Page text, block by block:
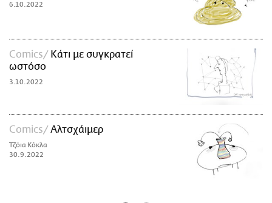
6.10.2022
Comics
Kάτι με συγκρατεί
ωστόσο
3.10.2022
Comics Αλτσχάιμερ
Tζόια Κόκλα
30.9.2022